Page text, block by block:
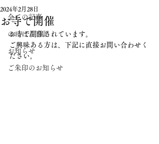
全ての記事
のほほん日記
お知らせ
ご朱印のお知らせ
お寺で開催
2024年2月28日
お寺で開催されています。
ご興味ある方は、下記に直接お問い合わせく
ださい。